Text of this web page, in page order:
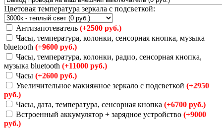
Цветовая температура зеркала с подсветкой:
Антизапотеватель (+2500 руб.)
Часы, температура, колонки, сенсорная кнопка, музыка
bluetooth (+9600 руб.)
Часы, температура, колонки, радио, сенсорная кнопка,
музыка bluetooth (+11000 руб.)
Часы (+2600 руб.)
Увеличительное макияжное зеркало с подсветкой (+2950
руб.)
Часы, дата, температура, сенсорная кнопка (+6700 руб.)
Встроенный аккумулятор + зарядное устройство (+9000
руб.)